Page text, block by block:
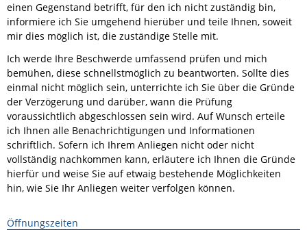
einen Gegenstand betrifft, für den ich nicht zuständig bin,
informiere ich Sie umgehend hierüber und teile Ihnen, soweit
mir dies möglich ist, die zuständige Stelle mit.
Ich werde Ihre Beschwerde umfassend prüfen und mich
bemühen, diese schnellstmöglich zu beantworten. Sollte dies
einmal nicht möglich sein, unterrichte ich Sie über die Gründe
der Verzögerung und darüber, wann die Prüfung
voraussichtlich abgeschlossen sein wird. Auf Wunsch erteile
ich Ihnen alle Benachrichtigungen und Informationen
schriftlich. Sofern ich Ihrem Anliegen nicht oder nicht
vollständig nachkommen kann, erläutere ich Ihnen die Gründe
hierfür und weise Sie auf etwaig bestehende Möglichkeiten
hin, wie Sie Ihr Anliegen weiter verfolgen können.
Öffnungszeiten